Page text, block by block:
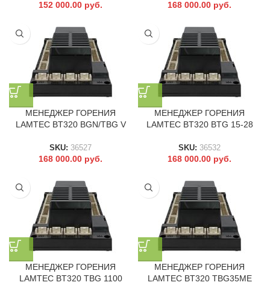
152 000.00 руб. 168 000.00 руб.
МЕНЕДЖЕР ГОРЕНИЯ
LAMTEC BT320 BGN/TBG V
SKU: 36527
168 000.00 руб.
МЕНЕДЖЕР ГОРЕНИЯ
LAMTEC BT320 BTG 15-28
SKU: 36532
168 000.00 руб.
МЕНЕДЖЕР ГОРЕНИЯ
LAMTEC BT320 TBG 1100
МЕНЕДЖЕР ГОРЕНИЯ
LAMTEC BT320 TBG35ME